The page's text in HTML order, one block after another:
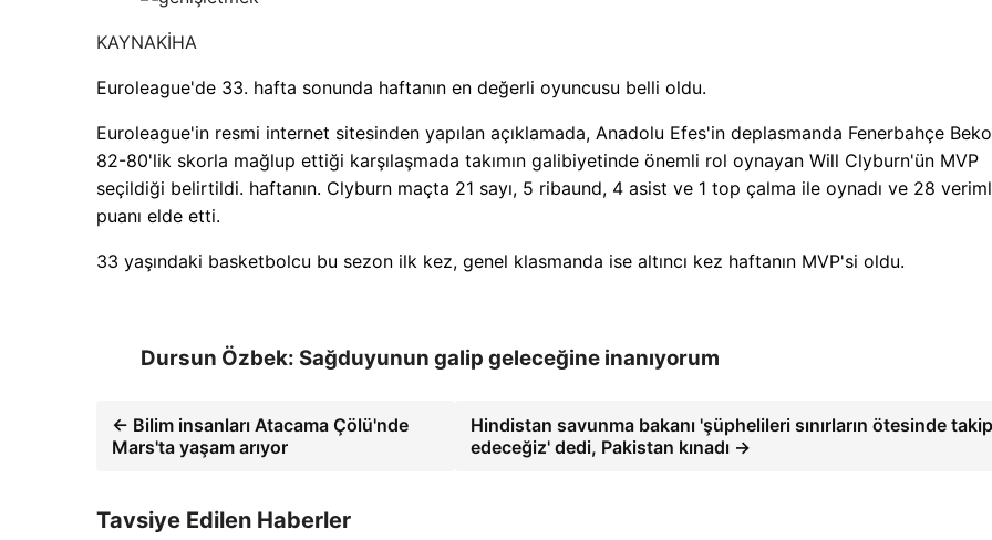
KAYNAKİHA
Euroleague'de 33. hafta sonunda haftanın en değerli oyuncusu belli oldu.
Euroleague'in resmi internet sitesinden yapılan açıklamada, Anadolu Efes'in deplasmanda Fenerbahçe
82-80'lik skorla mağlup ettiği karşılaşmada takımın galibiyetinde önemli rol oynayan Will Clyburn'ün MVP
seçildiği belirtildi. haftanın. Clyburn maçta 21 sayı, 5 ribaund, 4 asist ve 1 top çalma ile oynadı ve 28
puanı elde etti.
33 yaşındaki basketbolcu bu sezon ilk kez, genel klasmanda ise altıncı kez haftanın MVP'si oldu.
Dursun Özbek: Sağduyunun galip geleceğine inanıyorum
← Bilim insanları Atacama Çölü'nde
Mars'ta yaşam arıyor
Hindistan savunma bakanı 'şüphelileri sınırların ötesinde takip
edeceğiz' dedi, Pakistan kınadı →
Tavsiye Edilen Haberler